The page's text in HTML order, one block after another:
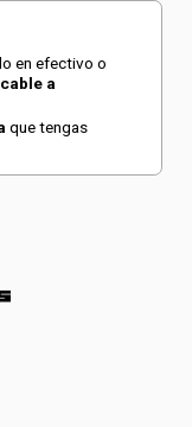
en efectivo o
a
que tengas